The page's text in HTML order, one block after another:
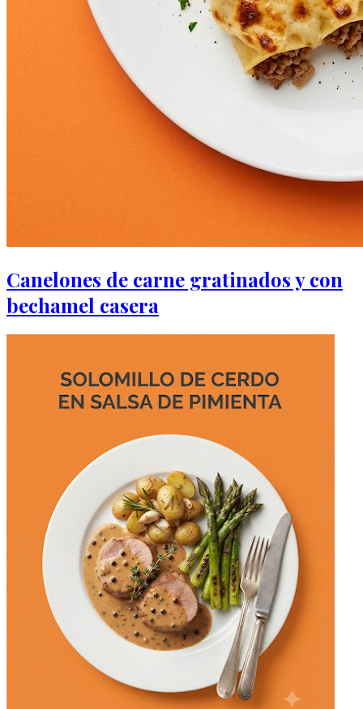
Canelones de carne gratinados y con
bechamel casera